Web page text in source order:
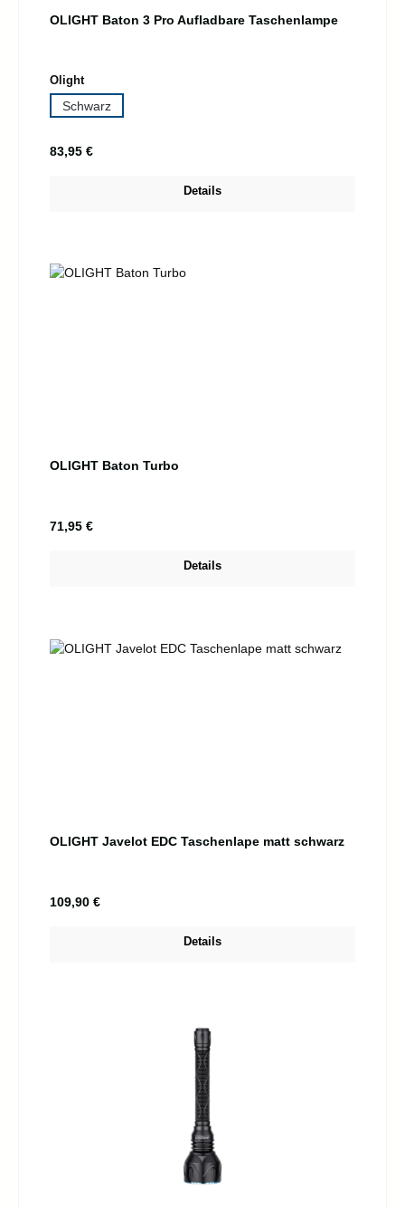
OLIGHT Baton 3 Pro Aufladbare Taschenlampe
Olightauswählen
Schwarz
Regulärer Preis:
83,95 €
Details
OLIGHT Baton Turbo
Regulärer Preis:
71,95 €
Details
OLIGHT Javelot EDC Taschenlape matt schwarz
Regulärer Preis:
109,90 €
Details